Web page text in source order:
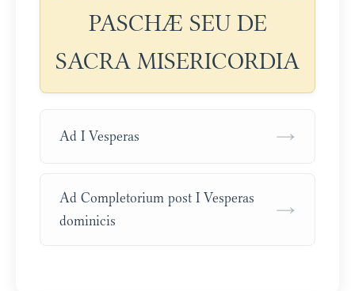
PASCHÆ SEU DE
SACRA MISERICORDIA
Ad I Vesperas →
Ad Completorium post I Vesperas
dominicis
→